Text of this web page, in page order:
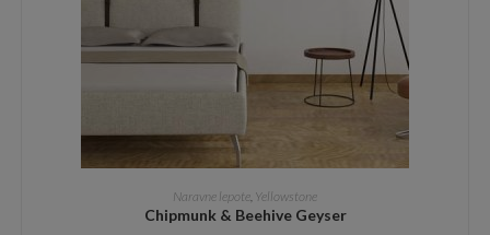
DODAJ V KOŠARICO
Naravne lepote Yellowstone
Chipmunk & Beehive Geyser